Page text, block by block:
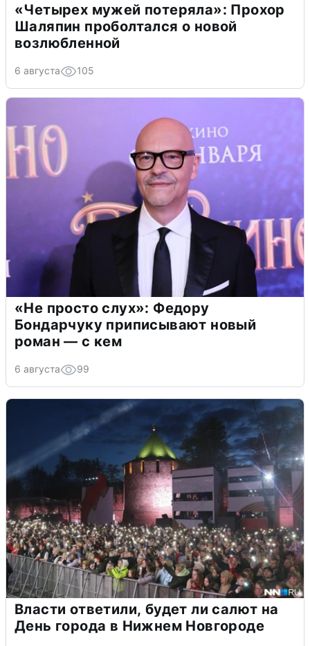
«Четырех мужей потеряла»: Прохор
Шаляпин проболтался о новой
возлюбленной
6 августа 105
«Не просто слух»: Федору
Бондарчуку приписывают новый
роман — с кем
6 августа 99
Власти ответили, будет ли салют на
День города в Нижнем Новгороде